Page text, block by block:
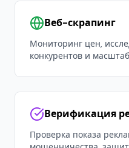
Веб-скрапинг
Мониторинг цен,
конкурентов и
Верификация
Проверка показа